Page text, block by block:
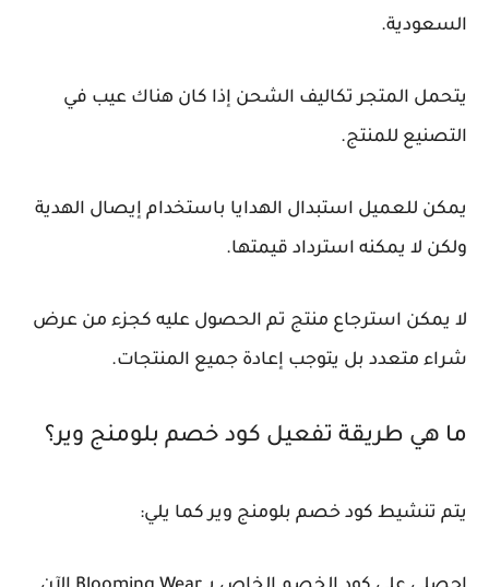
السعودية.
يتحمل المتجر تكاليف الشحن إذا كان هناك عيب في
التصنيع للمنتج.
يمكن للعميل استبدال الهدايا باستخدام إيصال الهدية
ولكن لا يمكنه استرداد قيمتها.
لا يمكن استرجاع منتج تم الحصول عليه كجزء من عرض
شراء متعدد بل يتوجب إعادة جميع المنتجات.
ما هي طريقة تفعيل كود خصم بلومنج وير؟
يتم تنشيط كود خصم بلومنج وير كما يلي: